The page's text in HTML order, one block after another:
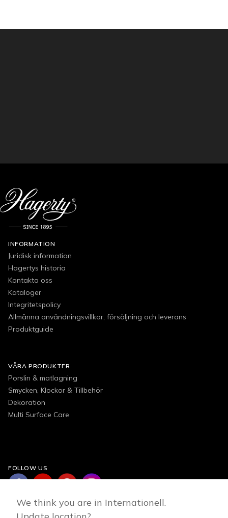
INFORMATION
Juridisk information
Hagertys historia
Kontakta oss
Kataloger
Integritetspolicy
Allmänna användningsvillkor, försäljning och leverans
Produktguide
VÅRA PRODUKTER
Porslin & matlagning
Smycken, Klockor & Tillbehör
Dekoration
Multi Surface Care
FOLLOW US
We think you are in Internationell.